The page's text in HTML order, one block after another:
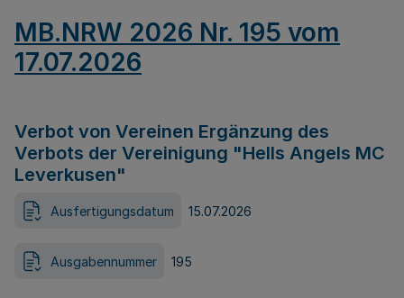
MB.NRW 2026 Nr. 195 vom
17.07.2026
Verbot von Vereinen Ergänzung des
Verbots der Vereinigung "Hells Angels MC
Leverkusen"
Ausfertigungsdatum 15.07.2026
Ausgabennummer 195